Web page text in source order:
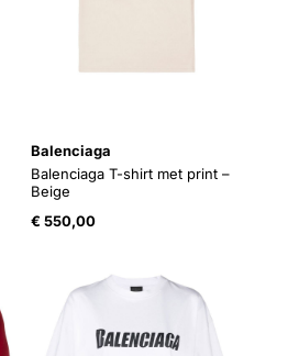
Balenciaga
Balenciaga T-shirt met print –
Beige
€ 550,00